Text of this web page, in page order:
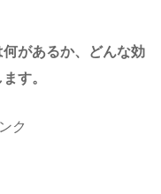
があるか、どんな効
す。
ク